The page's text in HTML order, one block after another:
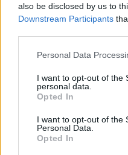
also be disclosed by us to
Downstream Participants
Personal Data
I want to opt-out of the
personal data.
Opted In
I want to opt-out of the
Personal Data.
Opted In
Ωρίων – Σπάνια
συνδέονται με
27 Φεβρουαρίου 2026
Γεωργιάδης:
τη συνεργασία
27 Φεβρουαρίου 2026